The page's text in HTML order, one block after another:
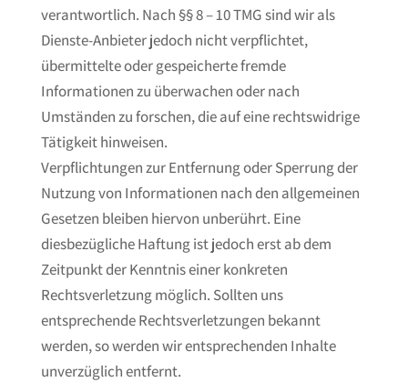
verantwortlich. Nach §§ 8 – 10 TMG sind wir als
Dienste-Anbieter jedoch nicht verpflichtet,
übermittelte oder gespeicherte fremde
Informationen zu überwachen oder nach
Umständen zu forschen, die auf eine rechtswidrige
Tätigkeit hinweisen.
Verpflichtungen zur Entfernung oder Sperrung der
Nutzung von Informationen nach den allgemeinen
Gesetzen bleiben hiervon unberührt. Eine
diesbezügliche Haftung ist jedoch erst ab dem
Zeitpunkt der Kenntnis einer konkreten
Rechtsverletzung möglich. Sollten uns
entsprechende Rechtsverletzungen bekannt
werden, so werden wir entsprechenden Inhalte
unverzüglich entfernt.